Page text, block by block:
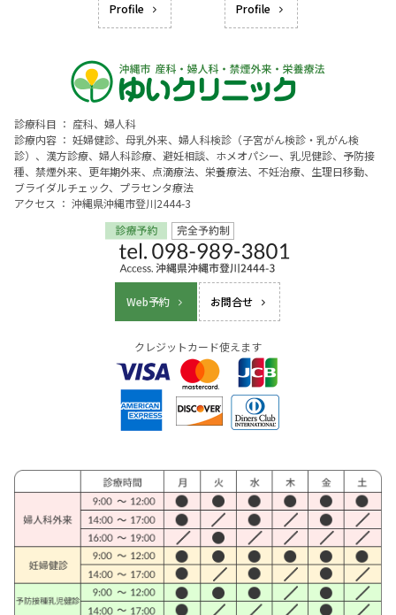
Profile Profile
診療科目 ： 産科、婦人科
診療内容 ： 妊婦健診、母乳外来、婦人科検診（子宮がん検診・乳がん検
診）、漢方診療、婦人科診療、避妊相談、ホメオパシー、乳児健診、予防接
種、禁煙外来、更年期外来、点滴療法、栄養療法、不妊治療、生理日移動、
ブライダルチェック、プラセンタ療法
アクセス ： 沖縄県沖縄市登川2444-3
Web予約 お問合せ
クレジットカード使えます